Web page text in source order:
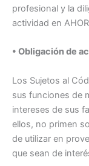
profesional y la
actividad en
• Obligación de
Los Sujetos al
sus funciones de
intereses de sus
ellos, no primen
de utilizar en
que sean de